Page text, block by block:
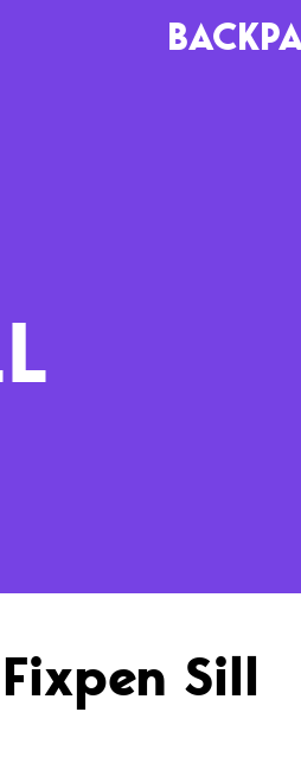
Fixpen Sill